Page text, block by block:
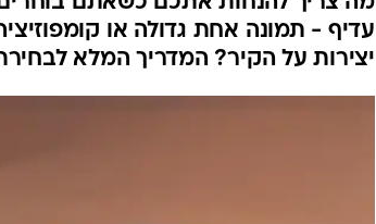
עדיף - תמונה אחת גדולה או
יצירות על הקיר? המדריך המלא